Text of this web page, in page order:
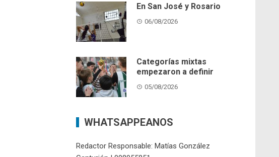
En San José y Rosario
06/08/2026
Categorías mixtas
empezaron a definir
05/08/2026
WHATSAPPEANOS
Redactor Responsable: Matías González